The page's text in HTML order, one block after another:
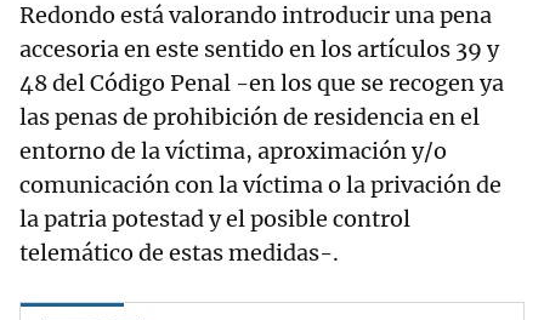
Redondo está valorando introducir una pena
accesoria en este sentido en los artículos 39 y
48 del Código Penal -en los que se recogen ya
las penas de prohibición de residencia en el
entorno de la víctima, aproximación y/o
comunicación con la víctima o la privación de
la patria potestad y el posible control
telemático de estas medidas-.